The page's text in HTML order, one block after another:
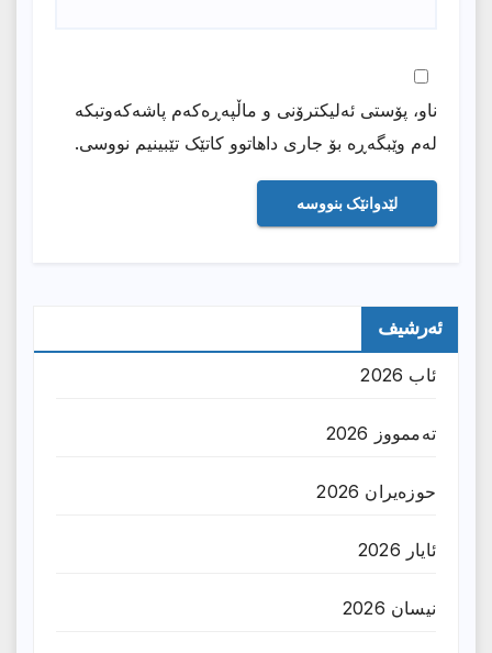
ناو، پۆستی ئەلیکترۆنی و ماڵپەڕەکەم پاشەکەوتبکە
لەم وێبگەڕە بۆ جاری داهاتوو کاتێک تێبینیم نووسی.
ئەرشیف
ئاب 2026
تەممووز 2026
حوزه‌یران 2026
ئایار 2026
نیسان 2026